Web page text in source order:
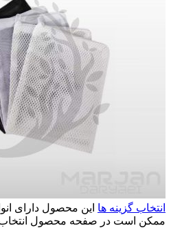
انتخاب گزینه ها این محصول دارای
ممکن است در صفحه محصول